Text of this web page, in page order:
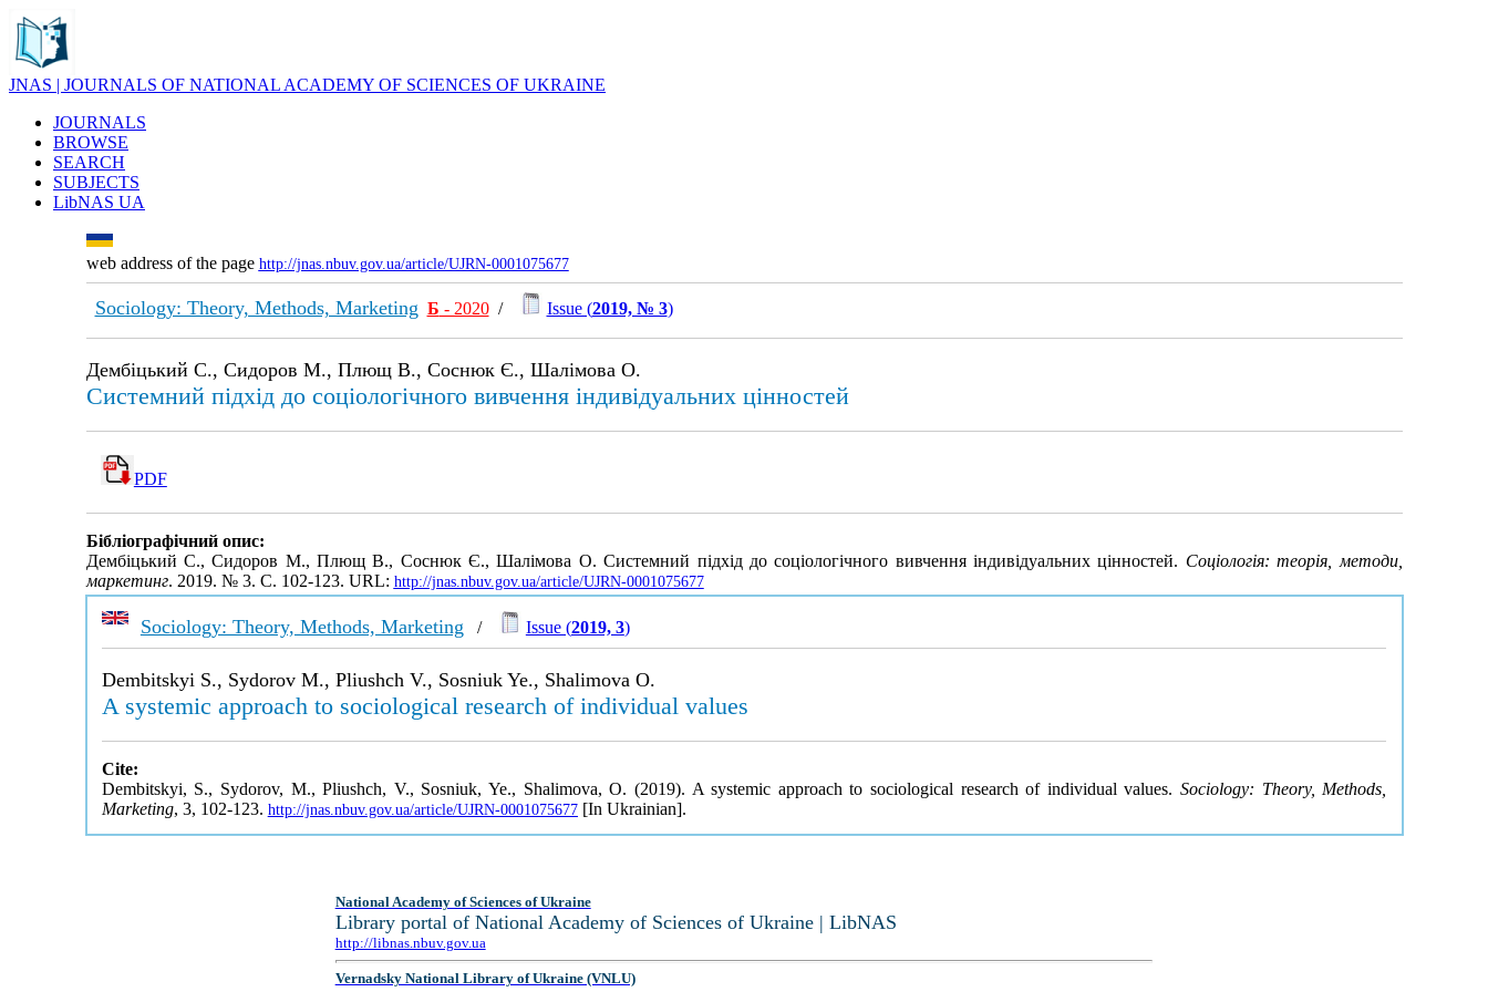
JNAS | JOURNALS OF NATIONAL ACADEMY OF SCIENCES OF UKRAINE
JOURNALS
BROWSE
SEARCH
SUBJECTS
LibNAS UA
web address of the page http://jnas.nbuv.gov.ua/article/UJRN-0001075677
Sociology: Theory, Methods, Marketing Б - 2020/ Issue (2019, № 3)
Дембіцький С., Сидоров М., Плющ В., Соснюк Є., Шалімова О.
Системний підхід до соціологічного вивчення індивідуальних цінностей
PDF
Бібліографічний опис:
Дембіцький С., Сидоров М., Плющ В., Соснюк Є., Шалімова О. Системний підхід до соціологічного вивчення індивідуальних цінностей. Соціологія: теорія, методи,
маркетинг. 2019. № 3. С. 102-123. URL: http://jnas.nbuv.gov.ua/article/UJRN-0001075677
Sociology: Theory, Methods, Marketing / Issue (2019, 3)
Dembitskyi S., Sydorov M., Pliushch V., Sosniuk Ye., Shalimova O.
A systemic approach to sociological research of individual values
Cite:
Dembitskyi, S., Sydorov, M., Pliushch, V., Sosniuk, Ye., Shalimova, O. (2019). A systemic approach to sociological research of individual values. Sociology: Theory, Methods,
Marketing, 3, 102-123. http://jnas.nbuv.gov.ua/article/UJRN-0001075677[In Ukrainian].
National Academy of Sciences of Ukraine
Library portal of National Academy of Sciences of Ukraine | LibNAS
http://libnas.nbuv.gov.ua
Vernadsky National Library of Ukraine (VNLU)